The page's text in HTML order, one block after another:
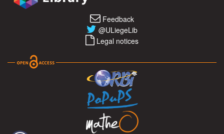
Feedback
@ULiegeLib
Legal notices